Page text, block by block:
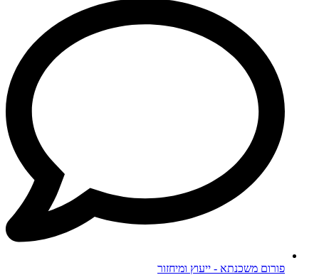
פורום משכנתא - ייעוץ ומיחזור